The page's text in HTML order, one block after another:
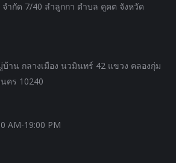
ำกัด 7/40 ลำลูกกา ตำบล คูคต จังหวัด
าน กลางเมือง นวมินทร์ 42 แขวง คลองกุ่ม
คร 10240
AM-19:00 PM